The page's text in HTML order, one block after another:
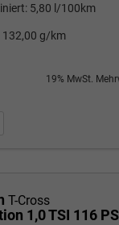
5,80 l/100km
132,00 g/km
19% MwSt.
drucken
T-Cross